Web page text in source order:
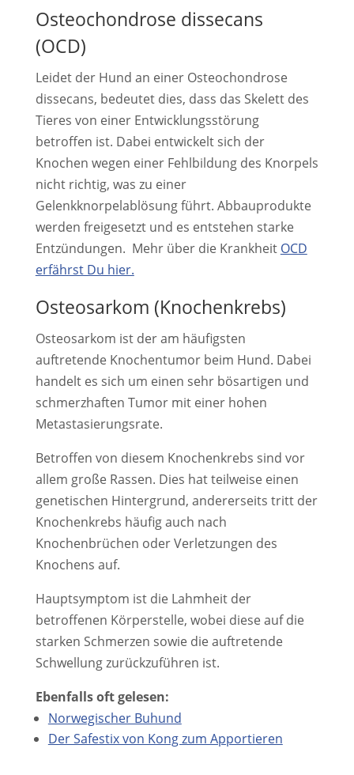
Osteochondrose dissecans
(OCD)
Leidet der Hund an einer Osteochondrose
dissecans, bedeutet dies, dass das Skelett des
Tieres von einer Entwicklungsstörung
betroffen ist. Dabei entwickelt sich der
Knochen wegen einer Fehlbildung des Knorpels
nicht richtig, was zu einer
Gelenkknorpelablösung führt. Abbauprodukte
werden freigesetzt und es entstehen starke
Entzündungen. Mehr über die Krankheit OCD
erfährst Du hier.
Osteosarkom (Knochenkrebs)
Osteosarkom ist der am häufigsten
auftretende Knochentumor beim Hund. Dabei
handelt es sich um einen sehr bösartigen und
schmerzhaften Tumor mit einer hohen
Metastasierungsrate.
Betroffen von diesem Knochenkrebs sind vor
allem große Rassen. Dies hat teilweise einen
genetischen Hintergrund, andererseits tritt der
Knochenkrebs häufig auch nach
Knochenbrüchen oder Verletzungen des
Knochens auf.
Hauptsymptom ist die Lahmheit der
betroffenen Körperstelle, wobei diese auf die
starken Schmerzen sowie die auftretende
Schwellung zurückzuführen ist.
Ebenfalls oft gelesen:
Norwegischer Buhund
Der Safestix von Kong zum Apportieren